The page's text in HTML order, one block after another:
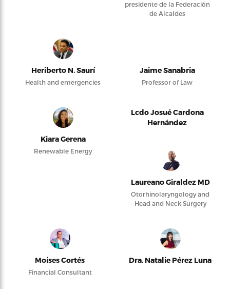
presidente de la Federación
de Alcaldes
Heriberto N. Saurí
Health and emergencies
Jaime Sanabria
Professor of Law
Kiara Gerena
Renewable Energy
Lcdo Josué Cardona
Hernández
Laureano Giraldez MD
Otorhinolaryngology and
Head and Neck Surgery
Moises Cortés
Financial Consultant
Dra. Natalie Pérez Luna